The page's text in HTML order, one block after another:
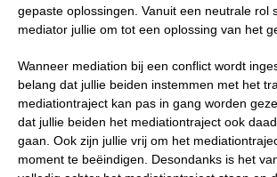
gepaste oplossingen. Vanuit een neutrale rol
mediator jullie om tot een oplossing van het
Wanneer mediation bij een conflict wordt
belang dat jullie beiden instemmen met het
mediationtraject kan pas in gang worden
dat jullie beiden het mediationtraject ook
gaan. Ook zijn jullie vrij om het
moment te beëindigen. Desondanks is het